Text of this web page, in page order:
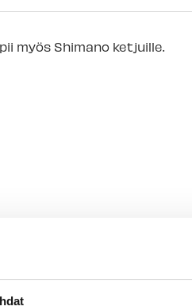
myös Shimano ketjuille.